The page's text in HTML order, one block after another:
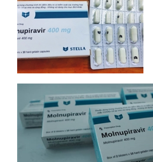
Công nghệ
Chuyện hay
Chuyện lạ
Cuộc sống quanh ta
Casino
Chiến tranh thương mại
Chợ Vòm
Cảnh sát
Cấm bay
Cao tốc